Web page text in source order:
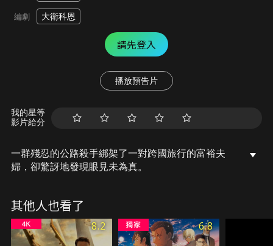
編劇 大衛科恩
請先登入
播放預告片
我的星等
影片給分
一群殘忍的公路殺手綁架了一對跨國旅行的富裕夫
婦，卻驚訝地發現眼見未為真。
其他人也看了
8.2 6.8